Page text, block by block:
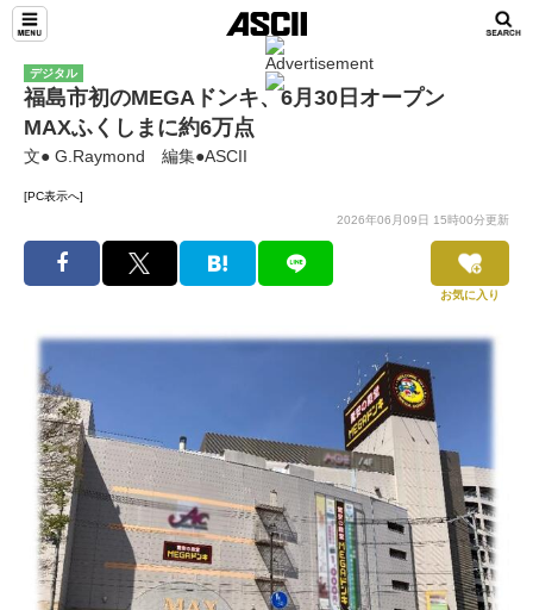
デジタル
福島市初のMEGAドンキ、6月30日オープン
MAXふくしまに約6万点
文● G.Raymond 編集●ASCII
[PC表示へ]
2026年06月09日 15時00分更新
お気に入り